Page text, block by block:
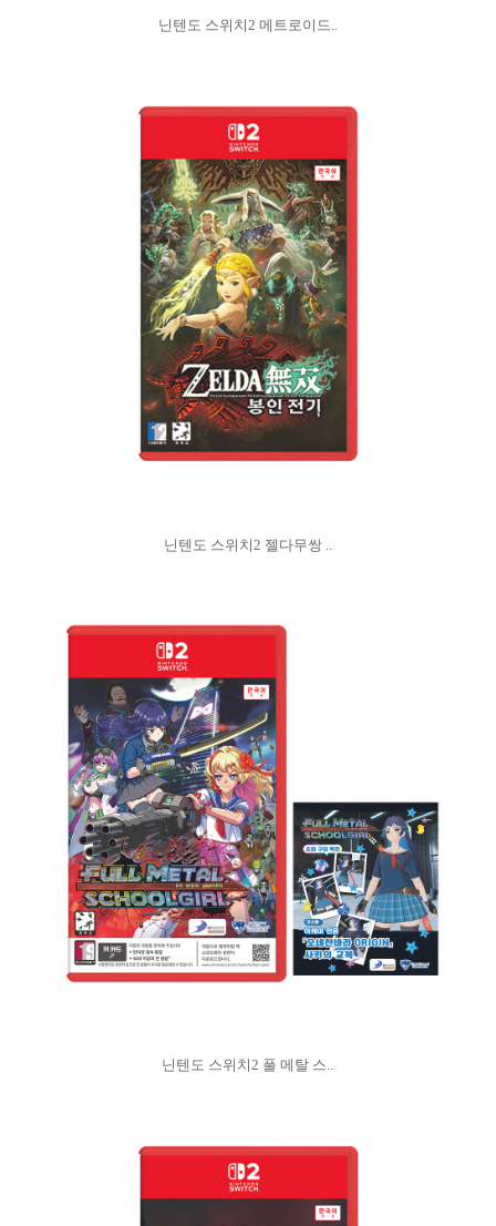
닌텐도 스위치2 메트로이드..
닌텐도 스위치2 젤다무쌍 ..
닌텐도 스위치2 풀 메탈 스..